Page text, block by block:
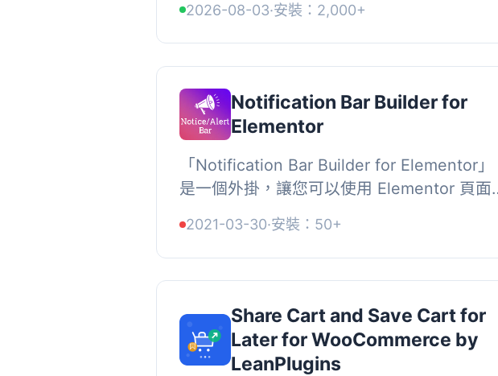
表，並且不會影響網站速度。, ...
2026-08-03·安裝：2,000+
Notification Bar Builder for
Elementor
「Notification Bar Builder for Elementor」
是一個外掛，讓您可以使用 Elementor 頁面
的提醒。您可以自行設計通知...
2021-03-30·安裝：50+
Share Cart and Save Cart for
Later for WooCommerce by
LeanPlugins